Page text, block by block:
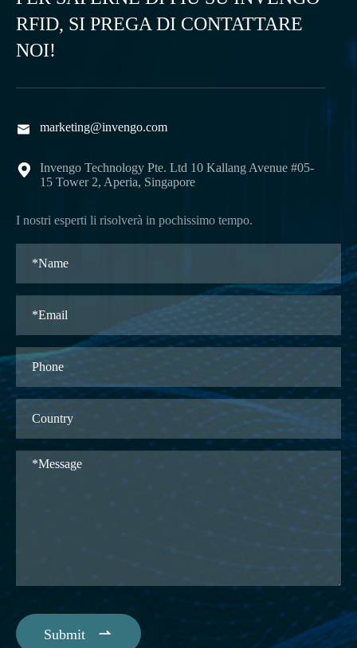
RFID, SI PREGA DI CONTATTARE
NOI!
 marketing@invengo.com

Invengo Technology Pte. Ltd 10 Kallang Avenue #05-
15 Tower 2, Aperia, Singapore
I nostri esperti li risolverà in pochissimo tempo.
Submit 